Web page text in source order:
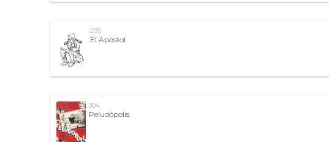
290
El Apóstol
304
Peludópolis